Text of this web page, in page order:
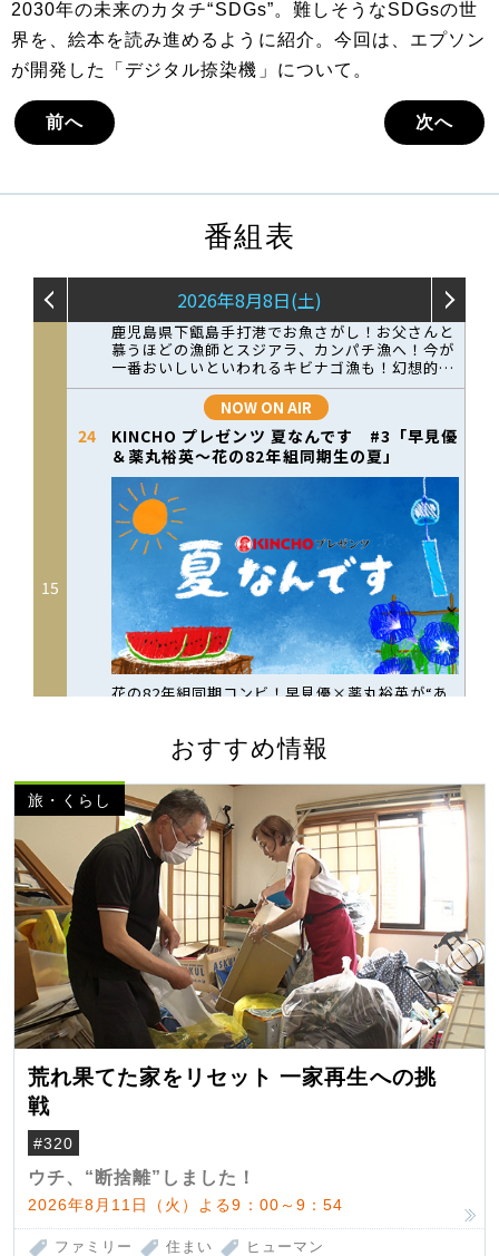
2030年の未来のカタチ“SDGs”。難しそうなSDGsの世
界を、絵本を読み進めるように紹介。今回は、エプソン
が開発した「デジタル捺染機」について。
前へ 次へ
番組表
おすすめ情報
旅・くらし
荒れ果てた家をリセット 一家再生への挑
戦
#320
ウチ、“断捨離”しました！
2026年8月11日（火）よる9：00～9：54
ファミリー 住まい ヒューマン